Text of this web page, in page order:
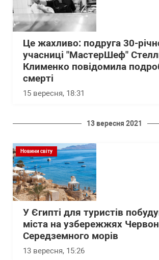
Це жахливо: подруга 30-
учасниці "МастерШеф"
Клименко повідомила
смерті
15 вересня, 18:31
13 вересня 2021
Новини світу
У Єгипті для туристів
міста на узбережжях
Середземного морів
13 вересня, 15:26